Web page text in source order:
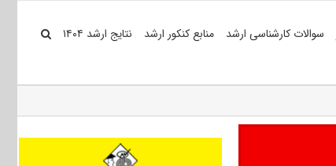
سوالات کارشناسی ارشد منابع کنکور ارشد نتایج ارشد ۱۴۰۴